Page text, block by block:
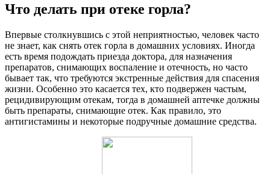
Что делать при отеке горла?
Впервые столкнувшись с этой неприятностью, человек часто
не знает, как снять отек горла в домашних условиях. Иногда
есть время подождать приезда доктора, для назначения
препаратов, снимающих воспаление и отечность, но часто
бывает так, что требуются экстренные действия для спасения
жизни. Особенно это касается тех, кто подвержен частым,
рецидивирующим отекам, тогда в домашней аптечке должны
быть препараты, снимающие отек. Как правило, это
антигистамины и некоторые подручные домашние средства.